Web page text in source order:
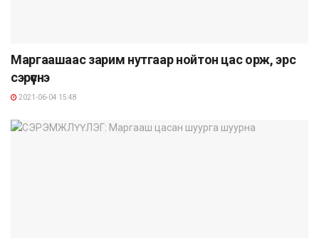
Маргаашаас зарим нутгаар нойтон цас орж, эрс
сэрүүснэ
2021-06-04 15:48